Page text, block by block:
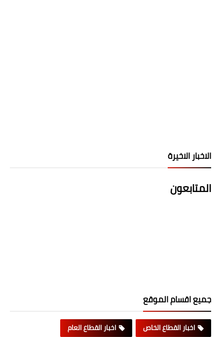
الاخبار الاخيرة
المتابعون
جميع اقسام الموقع
اخبار القطاع الخاص
اخبار القطاع العام